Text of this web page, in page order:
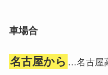
車場合
名古屋から …名古屋